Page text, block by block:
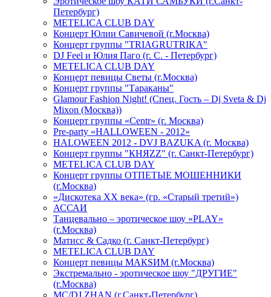
Петербург)
METELICA CLUB DAY
Концерт Юлии Савичевой (г.Москва)
Концерт группы "TRIAGRUTRIKA"
DJ Feel и Юлия Паго (г. С. - Петербург)
METELICA CLUB DAY
Концерт певицы Светы (г.Москва)
Концерт группы "Тараканы"
Glamour Fashion Night! (Спец. Гость – Dj Sveta & Dj
Mixon (Москва))
Концерт группы «Centr» (г. Москва)
Pre-party «HALLOWEEN - 2012»
HALOWEEN 2012 - DVJ BAZUKA (г. Москва)
Концерт группы "КНЯZZ" (г. Санкт-Петербург)
METELICA CLUB DAY
Концерт группы ОТПЕТЫЕ МОШЕННИКИ
(г.Москва)
«Дискотека ХХ века» (гр. «Старый третий»)
АССАИ
Танцевально – эротическое шоу «PLAY»
(г.Москва)
Матисс & Садко (г. Санкт-Петербург)
METELICA CLUB DAY
Концерт певицы МАКSИМ (г.Москва)
Экстремально - эротическое шоу "ДРУГИЕ"
(г.Москва)
МС/DJ ZHAN (г.Санкт-Петербург)